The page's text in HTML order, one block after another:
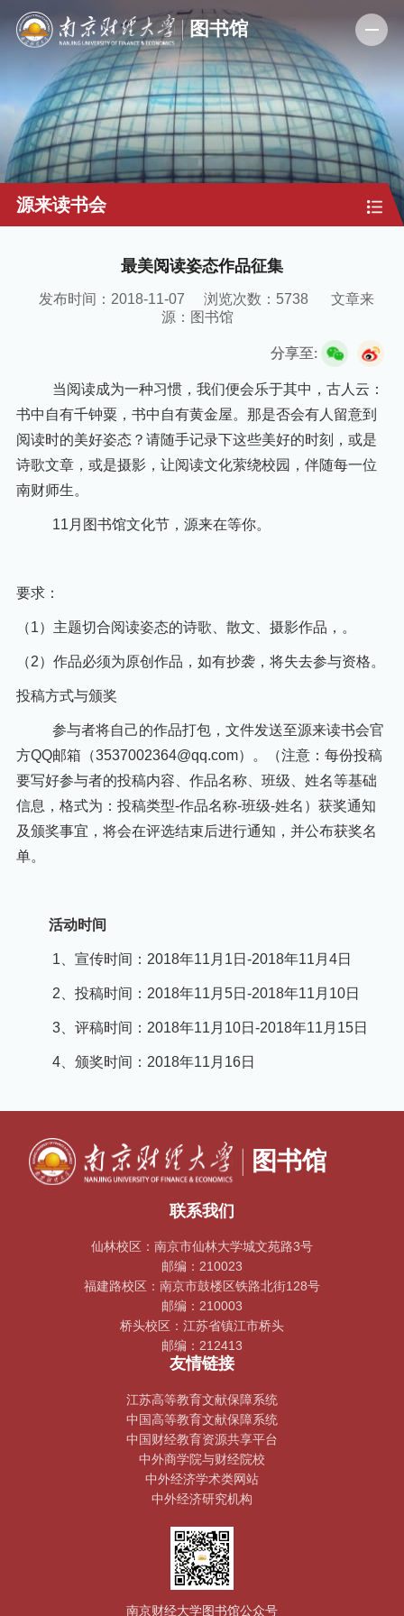
源来读书会
最美阅读姿态作品征集
发布时间：2018-11-07 浏览次数： 5738
文章来
源：图书馆
分享至:
当阅读成为一种习惯，我们便会乐于其中，古人云：
书中自有千钟粟，书中自有黄金屋。那是否会有人留意到
阅读时的美好姿态？请随手记录下这些美好的时刻，或是
诗歌文章，或是摄影，让阅读文化萦绕校园，伴随每一位
南财师生。
11月图书馆文化节，源来在等你。
要求：
（1）主题切合阅读姿态的诗歌、散文、摄影作品，。
（2）作品必须为原创作品，如有抄袭，将失去参与资格。
投稿方式与颁奖
参与者将自己的作品打包，文件发送至源来读书会官
方QQ邮箱（3537002364@qq.com）。（注意：每份投稿
要写好参与者的投稿内容、作品名称、班级、姓名等基础
信息，格式为：投稿类型-作品名称-班级-姓名）获奖通知
及颁奖事宜，将会在评选结束后进行通知，并公布获奖名
单。
活动时间
1、宣传时间： 2018年11 月 1 日-2018年11 月4日
2、投稿时间： 2018年11 月5日-2018年11 月 10日
3、评稿时间： 2018年11 月 10日-2018年11 月 15日
4、颁奖时间： 2018年11 月 16日
联系我们
仙林校区：南京市仙林大学城文苑路3号
邮编：210023
福建路校区：南京市鼓楼区铁路北街128号
邮编：210003
桥头校区：江苏省镇江市桥头
邮编：212413
友情链接
江苏高等教育文献保障系统
中国高等教育文献保障系统
中国财经教育资源共享平台
中外商学院与财经院校
中外经济学术类网站
中外经济研究机构
南京财经大学图书馆公众号